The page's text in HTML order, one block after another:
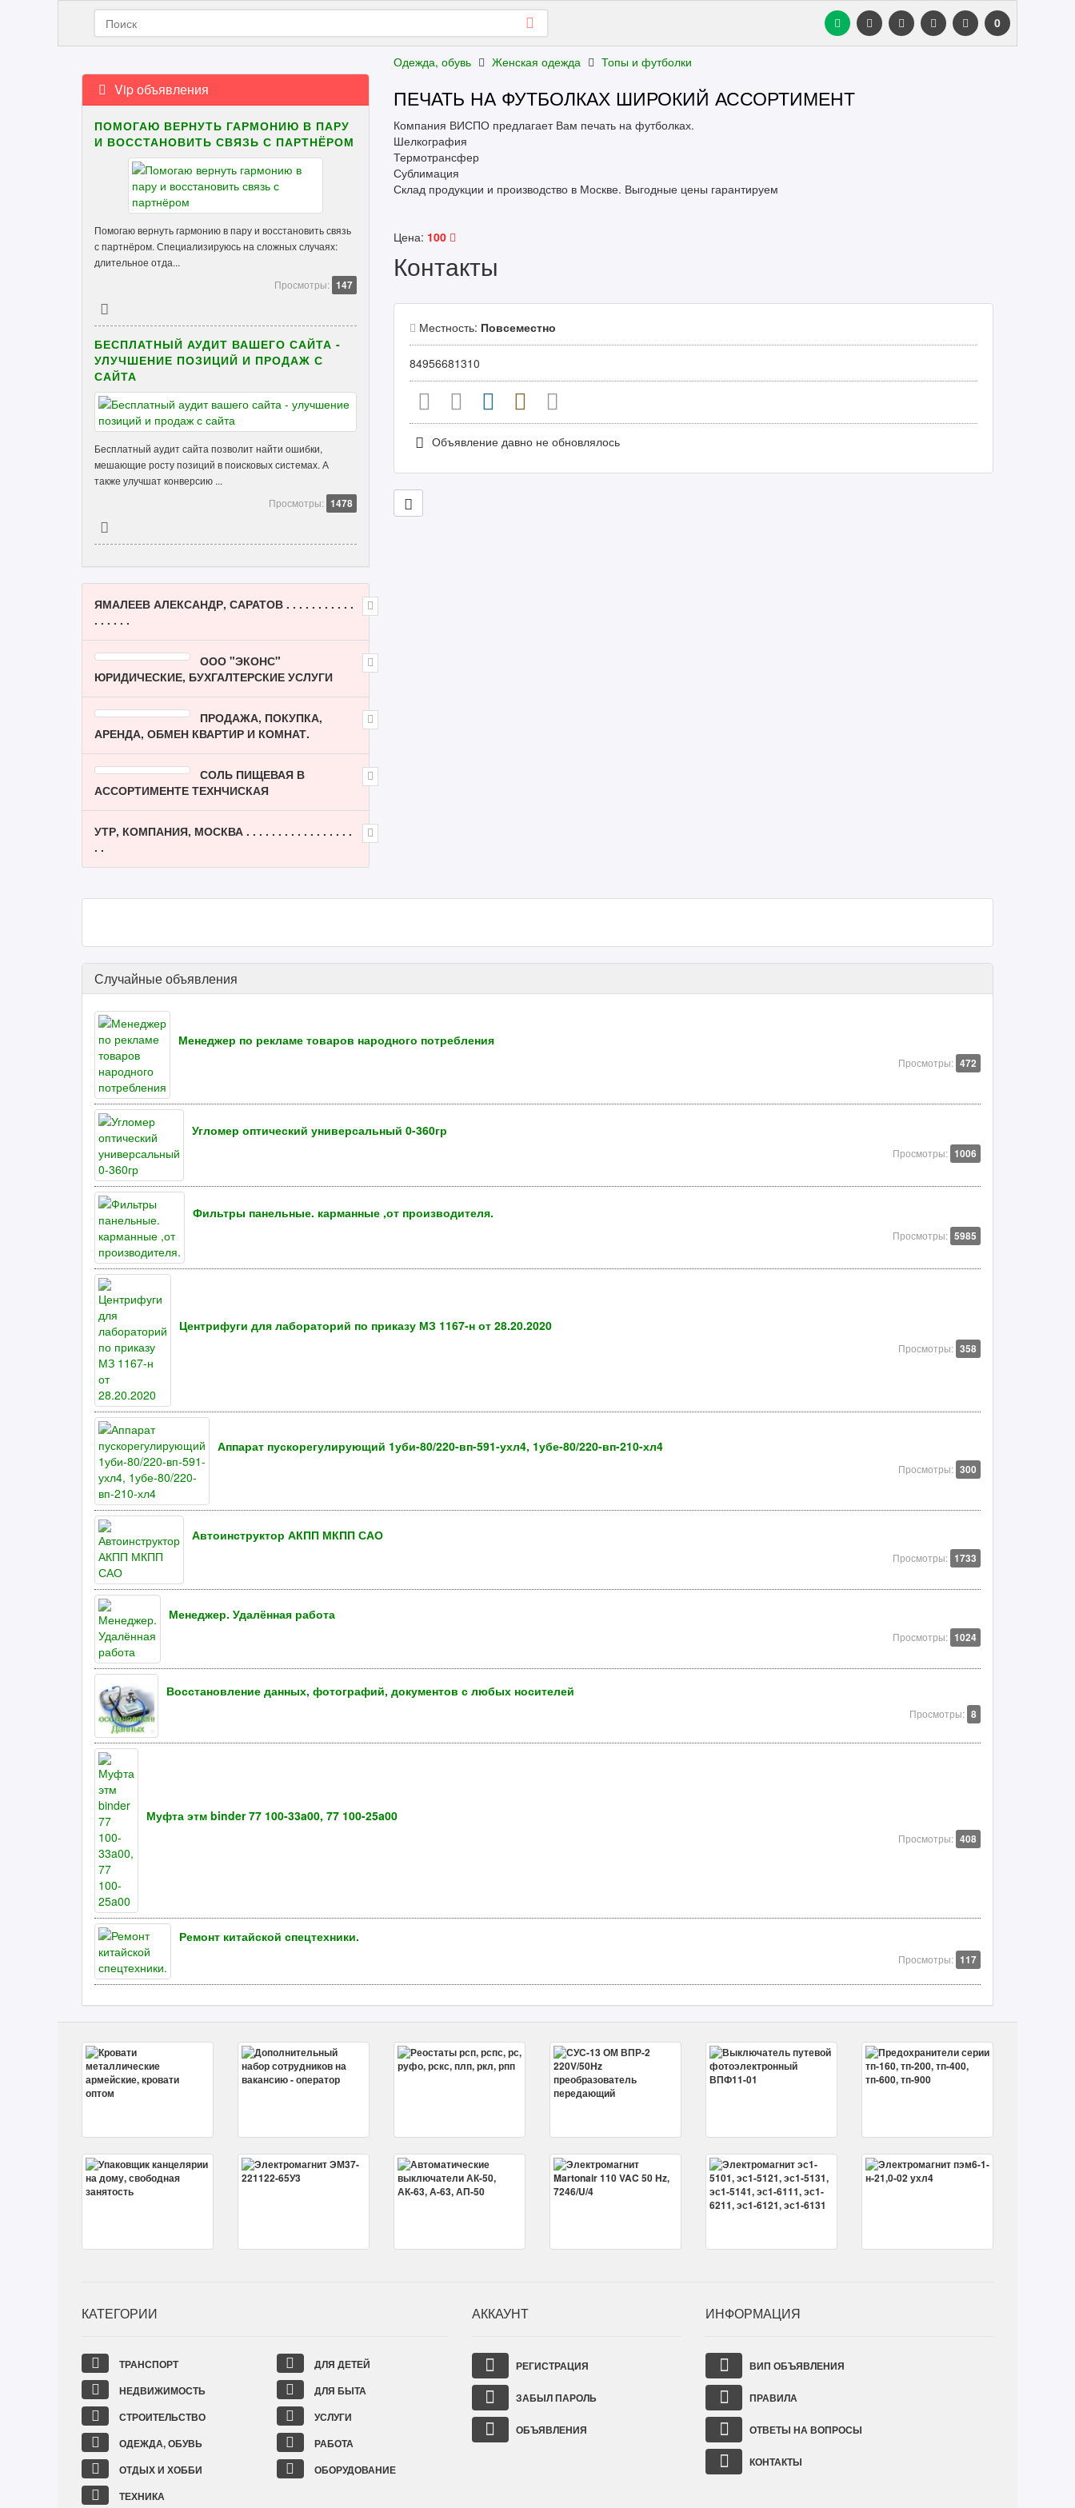
0
Одежда, обувь Женская одежда Топы и футболки
ПЕЧАТЬ НА ФУТБОЛКАХ ШИРОКИЙ АССОРТИМЕНТ
Компания ВИСПО предлагает Вам печать на футболках.
Шелкография
Термотрансфер
Сублимация
Склад продукции и производство в Москве. Выгодные цены гарантируем
Цена: 100
Контакты
Местность: Повсеместно
84956681310
Объявление давно не обновлялось
Vip объявления
ПОМОГАЮ ВЕРНУТЬ ГАРМОНИЮ В ПАРУ
И ВОССТАНОВИТЬ СВЯЗЬ С ПАРТНЁРОМ
Помогаю вернуть гармонию в пару и восстановить связь
с партнёром. Специализируюсь на сложных случаях:
длительное отда...
Просмотры: 147
БЕСПЛАТНЫЙ АУДИТ ВАШЕГО САЙТА -
УЛУЧШЕНИЕ ПОЗИЦИЙ И ПРОДАЖ С
САЙТА
Бесплатный аудит сайта позволит найти ошибки,
мешающие росту позиций в поисковых системах. А
также улучшат конверсию ...
Просмотры: 1478
ЯМАЛЕЕВ АЛЕКСАНДР, САРАТОВ . . . . . . . . . . .
. . . . . .
ООО "ЭКОНС"
ЮРИДИЧЕСКИЕ, БУХГАЛТЕРСКИЕ УСЛУГИ
ПРОДАЖА, ПОКУПКА,
АРЕНДА, ОБМЕН КВАРТИР И КОМНАТ.
СОЛЬ ПИЩЕВАЯ В
АССОРТИМЕНТЕ ТЕХНЧИСКАЯ
УТР, КОМПАНИЯ, МОСКВА . . . . . . . . . . . . . . . . .
. .
Случайные объявления
Менеджер по рекламе товаров народного потребления
Просмотры: 472
Угломер оптический универсальный 0-360гр
Просмотры: 1006
Фильтры панельные. карманные ,от производителя.
Просмотры: 5985
Центрифуги для лабораторий по приказу МЗ 1167-н от 28.20.2020
Просмотры: 358
Аппарат пускорегулирующий 1уби-80/220-вп-591-ухл4, 1убе-80/220-вп-210-хл4
Просмотры: 300
Автоинструктор АКПП МКПП САО
Просмотры: 1733
Менеджер. Удалённая работа
Просмотры: 1024
Восстановление данных, фотографий, документов с любых носителей
Просмотры: 8
Муфта этм binder 77 100-33a00, 77 100-25a00
Просмотры: 408
Ремонт китайской спецтехники.
Просмотры: 117
КАТЕГОРИИ
ТРАНСПОРТ
НЕДВИЖИМОСТЬ
СТРОИТЕЛЬСТВО
ОДЕЖДА, ОБУВЬ
ОТДЫХ И ХОББИ
ТЕХНИКА
ДЛЯ ДЕТЕЙ
ДЛЯ БЫТА
УСЛУГИ
РАБОТА
ОБОРУДОВАНИЕ
АККАУНТ
РЕГИСТРАЦИЯ
ЗАБЫЛ ПАРОЛЬ
ОБЪЯВЛЕНИЯ
ИНФОРМАЦИЯ
ВИП ОБЪЯВЛЕНИЯ
ПРАВИЛА
ОТВЕТЫ НА ВОПРОСЫ
КОНТАКТЫ